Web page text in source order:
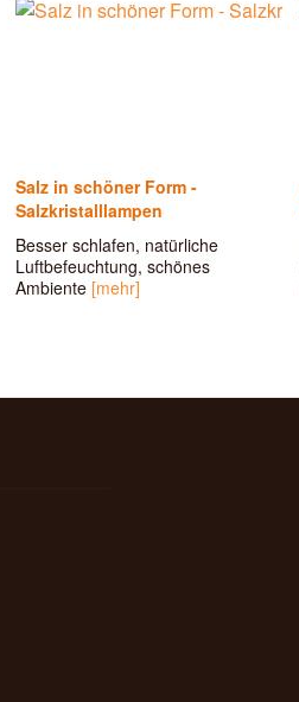
Salz in schöner Form -
Salzkristalllampen
Besser schlafen, natürliche
Luftbefeuchtung, schönes
Ambiente [mehr]